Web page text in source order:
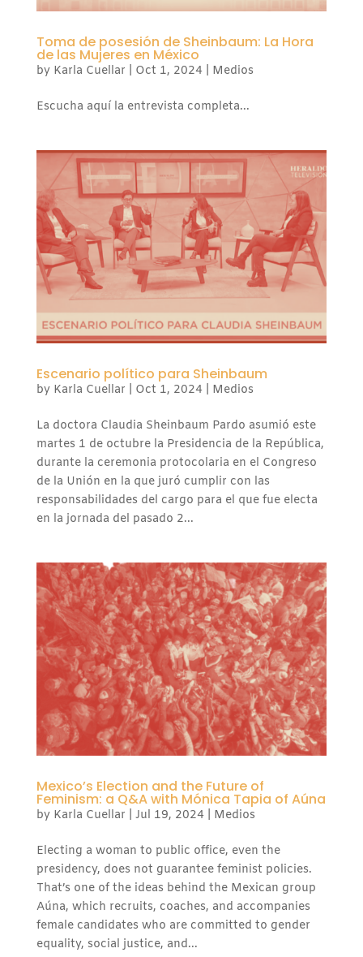
Toma de posesión de Sheinbaum: La Hora
de las Mujeres en México
by Karla Cuellar Oct 1, 2024| Medios
Escucha aquí la entrevista completa...
Escenario político para Sheinbaum
by Karla Cuellar Oct 1, 2024| Medios
La doctora Claudia Sheinbaum Pardo asumió este
martes 1 de octubre la Presidencia de la República,
durante la ceremonia protocolaria en el Congreso
de la Unión en la que juró cumplir con las
responsabilidades del cargo para el que fue electa
en la jornada del pasado 2...
Mexico’s Election and the Future of
Feminism: a Q&A with Mónica Tapia of Aúna
by Karla Cuellar Jul 19, 2024| Medios
Electing a woman to public office, even the
presidency, does not guarantee feminist policies.
That’s one of the ideas behind the Mexican group
Aúna, which recruits, coaches, and accompanies
female candidates who are committed to gender
equality, social justice, and...